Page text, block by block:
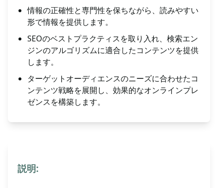
情報の正確性と専門性を保ちながら、読みやすい
形で情報を提供します。
SEOのベストプラクティスを取り入れ、検索エン
ジンのアルゴリズムに適合したコンテンツを提供
します。
ターゲットオーディエンスのニーズに合わせたコ
ンテンツ戦略を展開し、効果的なオンラインプレ
ゼンスを構築します。
説明: